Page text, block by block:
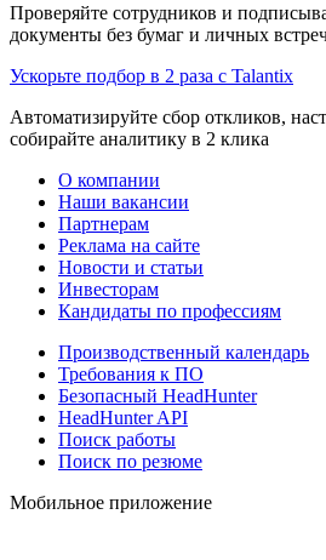
Проверяйте сотрудников и
документы без бумаг и личных
Ускорьте подбор в 2 раза с Talantix
Автоматизируйте сбор откликов,
собирайте аналитику в 2 клика
О компании
Наши вакансии
Партнерам
Реклама на сайте
Новости и статьи
Инвесторам
Кандидаты по профессиям
Производственный календарь
Требования к ПО
Безопасный HeadHunter
HeadHunter API
Поиск работы
Поиск по резюме
Мобильное приложение